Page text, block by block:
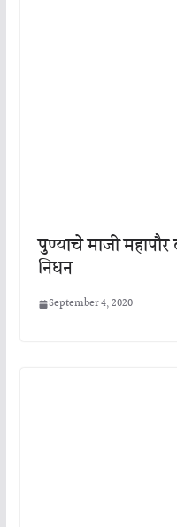
पुण्याचे माजी
निधन
September 4, 2020